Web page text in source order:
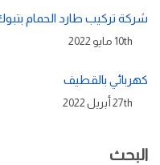
شركة تركيب طارد الحمام
10th مايو 2022
كهربائي بالقطيف
27th أبريل 2022
البحث